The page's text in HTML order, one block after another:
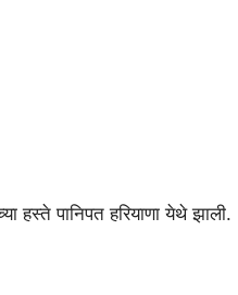
हस्ते पानिपत हरियाणा येथे झाली.